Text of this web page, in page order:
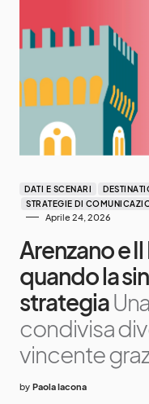
DATI E SCENARI
STRATEGIE DI
Aprile 24, 2026
Arenzano e
quando la
strategia
condivisa
vincente
by Paola Iacona